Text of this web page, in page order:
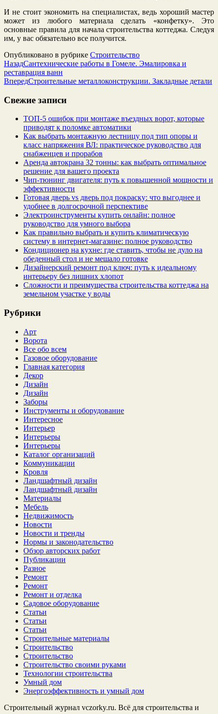
И не стоит экономить на специалистах, ведь хороший мастер
может из любого материала сделать «конфетку». Это
основные правила для начала строительства коттеджа. Следуя
им, у вас обязательно все получится.
Опубликовано в рубрике Строительство
НазадСантехнические работы в Гомеле. Эмалировка и
реставрация ванн
ВпередСтроительные металлоконструкции. Закладные детали
Свежие записи
ТОП-5 ошибок при монтаже въездных ворот, которые
приводят к поломке автоматики
Как выбрать монтажную лестницу под тип опоры и
класс напряжения ВЛ: практическое руководство для
снабженцев и прорабов
Аренда автокрана 32 тонны: как выбрать оптимальное
решение для вашего проекта
Чип‑тюнинг двигателя: путь к повышенной мощности и
эффективности
Готовая дверь vs дверь под покраску: что выгоднее и
удобнее в долгосрочной перспективе
Электроинструменты купить онлайн: полное
руководство для умного выбора
Как правильно выбрать и купить климатическую
систему в интернет‑магазине: полное руководство
Кондиционер на кухне: где ставить, чтобы не дуло на
обеденный стол и не мешало готовке
Дизайнерский ремонт под ключ: путь к идеальному
интерьеру без лишних хлопот
Сложности и преимущества строительства коттеджа на
земельном участке у воды
Рубрики
Арт
Ворота
Все обо всем
Газовое оборудование
Главная категория
Декор
Дизайн
Дизайн
Заборы
Инструменты и оборудование
Интересное
Интерьер
Интерьеры
Интерьеры
Каталог организаций
Коммуникации
Кровля
Ландшафтный дизайн
Ландшафтный дизайн
Материалы
Мебель
Недвижимость
Новости
Новости и тренды
Нормы и законодательство
Обзор авторских работ
Публикации
Разное
Ремонт
Ремонт
Ремонт и отделка
Садовое оборудование
Статьи
Статьи
Статьи
Строительные материалы
Строительство
Строительство
Строительство своими руками
Технологии строительства
Умный дом
Энергоэффективность и умный дом
Строительный журнал vczorky.ru. Всё для строительства и